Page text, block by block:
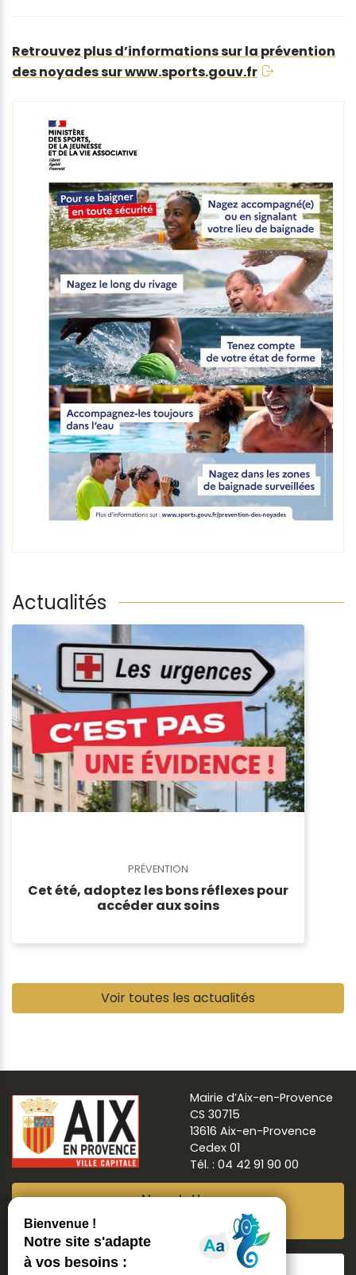
Retrouvez plus d’informations sur la prévention
des noyades sur www.sports.gouv.fr
Actualités
PRÉVENTION
Cet été, adoptez les bons réflexes pour
accéder aux soins
Voir toutes les actualités
Mairie d’Aix-en-Provence
CS 30715
13616 Aix-en-Provence
Cedex 01
Tél. : 04 42 91 90 00
Newsletter